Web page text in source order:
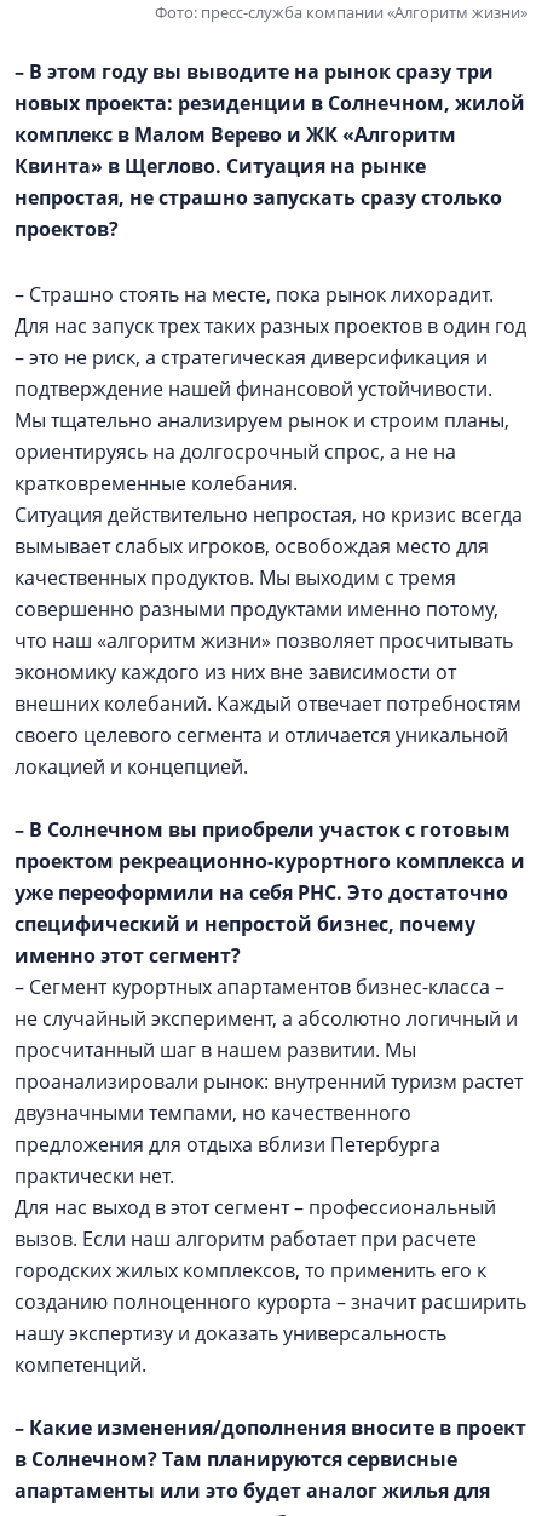
Фото: пресс-служба компании «Алгоритм жизни»
– В этом году вы выводите на рынок сразу три
новых проекта: резиденции в Солнечном, жилой
комплекс в Малом Верево и ЖК «Алгоритм
Квинта» в Щеглово. Ситуация на рынке
непростая, не страшно запускать сразу столько
проектов?
– Страшно стоять на месте, пока рынок лихорадит.
Для нас запуск трех таких разных проектов в один год
– это не риск, а стратегическая диверсификация и
подтверждение нашей финансовой устойчивости.
Мы тщательно анализируем рынок и строим планы,
ориентируясь на долгосрочный спрос, а не на
кратковременные колебания.
Ситуация действительно непростая, но кризис всегда
вымывает слабых игроков, освобождая место для
качественных продуктов. Мы выходим с тремя
совершенно разными продуктами именно потому,
что наш «алгоритм жизни» позволяет просчитывать
экономику каждого из них вне зависимости от
внешних колебаний. Каждый отвечает потребностям
своего целевого сегмента и отличается уникальной
локацией и концепцией.
– В Солнечном вы приобрели участок с готовым
проектом рекреационно-курортного комплекса и
уже переоформили на себя РНС. Это достаточно
специфический и непростой бизнес, почему
именно этот сегмент?
– Сегмент курортных апартаментов бизнес-класса –
не случайный эксперимент, а абсолютно логичный и
просчитанный шаг в нашем развитии. Мы
проанализировали рынок: внутренний туризм растет
двузначными темпами, но качественного
предложения для отдыха вблизи Петербурга
практически нет.
Для нас выход в этот сегмент – профессиональный
вызов. Если наш алгоритм работает при расчете
городских жилых комплексов, то применить его к
созданию полноценного курорта – значит расширить
нашу экспертизу и доказать универсальность
компетенций.
– Какие изменения/дополнения вносите в проект
в Солнечном? Там планируются сервисные
апартаменты или это будет аналог жилья для